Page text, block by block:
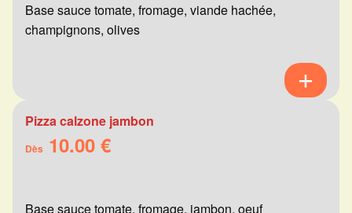
Base sauce tomate, fromage, viande hachée,
champignons, olives
Pizza calzone jambon
Dès 10.00 €
Base sauce tomate, fromage, jambon, oeuf